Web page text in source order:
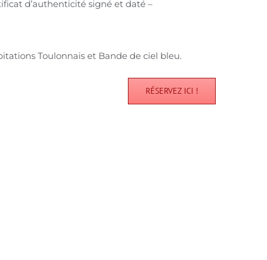
d’authenticité signé et daté –
Toulonnais et Bande de ciel bleu.
RÉSERVEZ ICI !